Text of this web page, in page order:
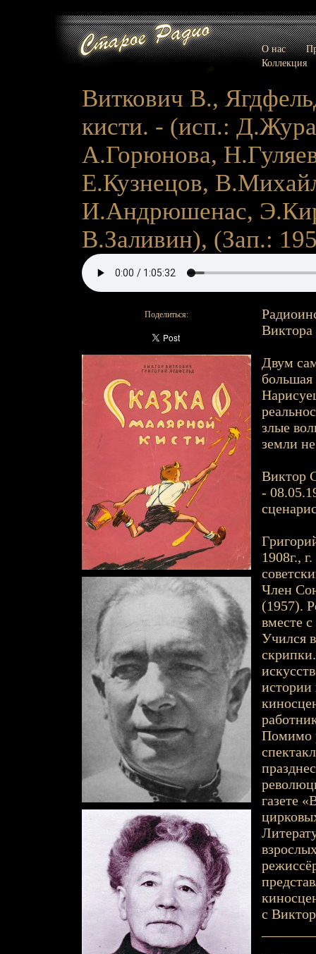
О нас
Коллекция
Виткович В.,
кисти. - (исп.:
А.Горюнова,
Е.Кузнецов,
И.Андрюшенас,
В.Заливин), (Зап.:
Поделиться:
Виктора
Двум
большая
злые
земли
Виктор
-
1908г.,
Член
(1957).
вместе
Учился
истории
Помимо
газете
с